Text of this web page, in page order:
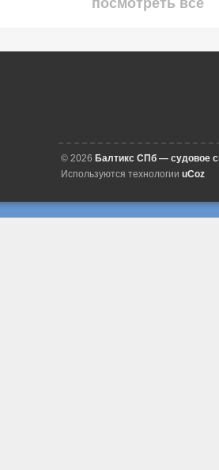
посмотреть все
© 2026 Балтикс СПб — судовое
Используются технологии uCoz